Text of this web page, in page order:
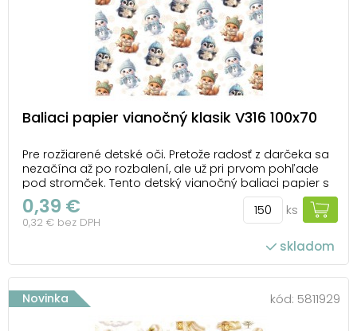
Baliaci papier vianočný klasik V316 100x70
Pre rozžiarené detské oči. Pretože radosť z darčeka sa
nezačína až po rozbalení, ale už pri prvom pohľade
pod stromček. Tento detský vianočný baliaci papier s
roztomilými líškami, tučniakmi a snehuliakmi premení
každý darček na čarovné vianočné prekvapenie.
Jemný zimný motív doplnený snehovými vl...
0,39 €
0,32 € bez DPH
ks
skladom
Novinka kód: 5811929